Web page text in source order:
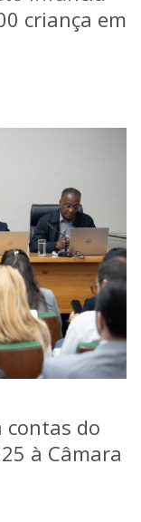
criança em
contas do
à Câmara